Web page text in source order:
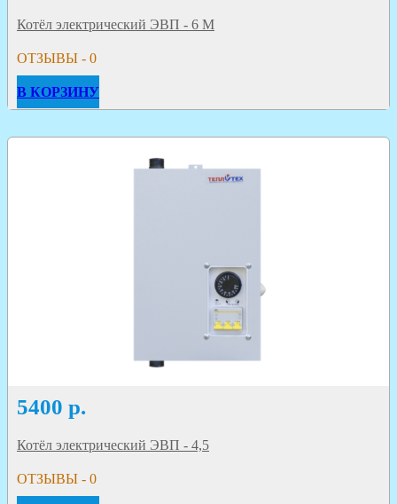
Котёл электрический ЭВП - 6 М
ОТЗЫВЫ - 0
В КОРЗИНУ
5400 р.
Котёл электрический ЭВП - 4,5
ОТЗЫВЫ - 0